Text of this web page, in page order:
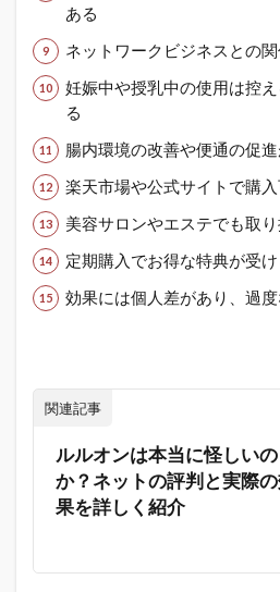
ある
ネットワークビジネスとの
妊娠中や授乳中の使用は控
る
腸内環境の改善や便通の促
楽天市場や公式サイトで購
美容サロンやエステでも取
定期購入でお得な特典が受
効果には個人差があり、過
関連記事
ルルオンは本当に怪しいの
か？ネットの評判と実際
果を詳しく紹介